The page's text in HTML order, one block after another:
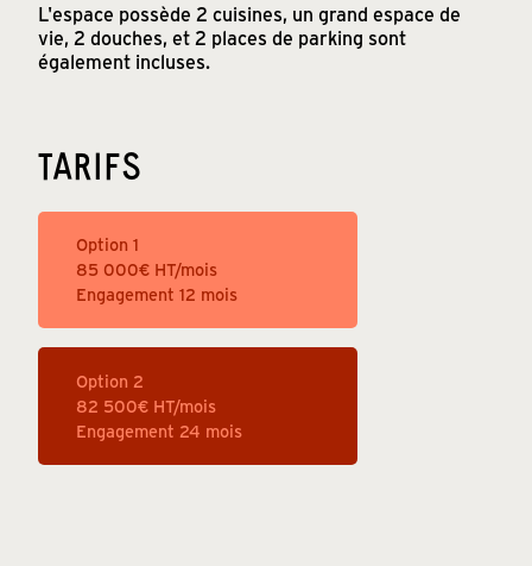
L'espace possède 2 cuisines, un grand espace de
vie, 2 douches, et 2 places de parking sont
également incluses.
TARIFS
Option 1
85 000€ HT/mois
Engagement 12 mois
Option 2
82 500€ HT/mois
Engagement 24 mois